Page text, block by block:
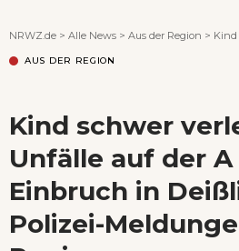
NRWZ.de > Alle News > Aus der Region > Kind schwer
AUS DER REGION
Kind schwer
Unfälle auf der A
Einbruch in
Polizei-